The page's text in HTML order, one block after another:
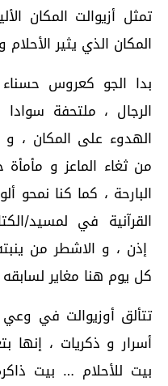
تمثل أزيوالت المكان
المكان الذي يثير الأحلام
بدا الجو كعروس
الرجال ، ملتحفة
الهدوء على المكان ،
من ثغاء الماعز و
البارحة ، كما كنا نمحو
القرآنية في لمسيد/
إذن ، و الاشطر من
كل يوم هنا مغاير لسابقه
تتألق أوزيوالت في وعي
أسرار و ذكريات ، إنها
بيت للأحلام … بيت